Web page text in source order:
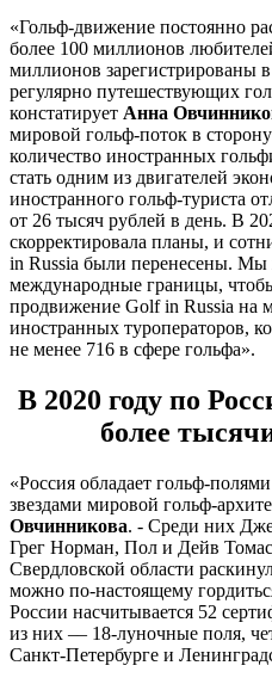
«Гольф-движение постоянно
более 100 миллионов
миллионов зарегистрированы
регулярно путешествующих
констатирует Анна
мировой гольф-поток в
количество иностранных
стать одним из двигателей
иностранного гольф-туриста
от 26 тысяч рублей в день. В
скорректировала планы, и
in Russia были перенесены. Мы
международные границы,
продвижение Golf in Russia на
иностранных туроператоров,
не менее 716 в сфере гольфа».
В 2020 году по
более
«Россия обладает гольф-
звездами мировой гольф-
Овчинникова. - Среди них
Грег Норман, Пол и Дейв
Свердловской области
можно по-настоящему
России насчитывается 52
из них –– 18-луночные поля,
Санкт-Петербурге и